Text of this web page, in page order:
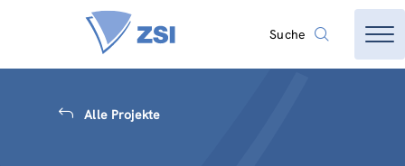
Suche
Alle Projekte